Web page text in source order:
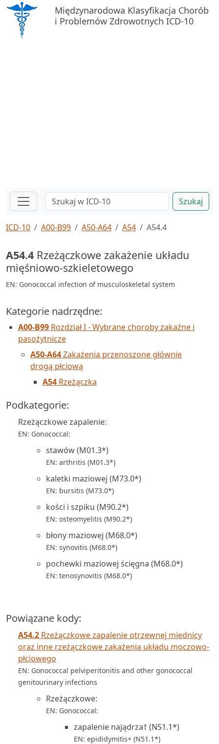
Międzynarodowa Klasyfikacja Chorób
i Problemów Zdrowotnych ICD-10
Szukaj
ICD-10 A00-B99 A50-A64 A54 A54.4
A54.4 Rzeżączkowe zakażenie układu
mięśniowo-szkieletowego
EN: Gonococcal infection of musculoskeletal system
Kategorie nadrzędne:
A00-B99 Rozdział I - Wybrane choroby zakaźne i
pasożytnicze
A50-A64Zakażenia przenoszone głównie
drogą płciową
A54 Rzeżączka
Podkategorie:
Rzeżączkowe zapalenie:
EN: Gonococcal:
stawów (M01.3*)
EN: arthritis (M01.3*)
kaletki maziowej (M73.0*)
EN: bursitis (M73.0*)
kości i szpiku (M90.2*)
EN: osteomyelitis (M90.2*)
błony maziowej (M68.0*)
EN: synovitis (M68.0*)
pochewki maziowej ścięgna (M68.0*)
EN: tenosynovitis (M68.0*)
Powiązane kody:
A54.2 Rzeżączkowe zapalenie otrzewnej miednicy
oraz inne rzeżączkowe zakażenia układu moczowo-
płciowego
EN: Gonococcal pelviperitonitis and other gonococcal
genitourinary infections
Rzeżączkowe:
EN: Gonococcal:
zapalenie najądrza† (N51.1*)
EN: epididymitis+ (N51.1*)